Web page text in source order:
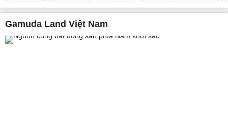
Gamuda Land Việt Nam